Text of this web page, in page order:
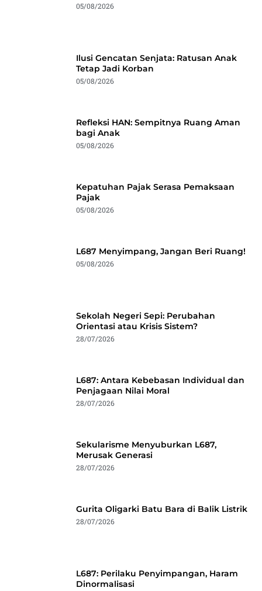
05/08/2026
Ilusi Gencatan Senjata: Ratusan Anak
Tetap Jadi Korban
05/08/2026
Refleksi HAN: Sempitnya Ruang Aman
bagi Anak
05/08/2026
Kepatuhan Pajak Serasa Pemaksaan
Pajak
05/08/2026
L687 Menyimpang, Jangan Beri Ruang!
05/08/2026
Sekolah Negeri Sepi: Perubahan
Orientasi atau Krisis Sistem?
28/07/2026
L687: Antara Kebebasan Individual dan
Penjagaan Nilai Moral
28/07/2026
Sekularisme Menyuburkan L687,
Merusak Generasi
28/07/2026
Gurita Oligarki Batu Bara di Balik Listrik
28/07/2026
L687: Perilaku Penyimpangan, Haram
Dinormalisasi